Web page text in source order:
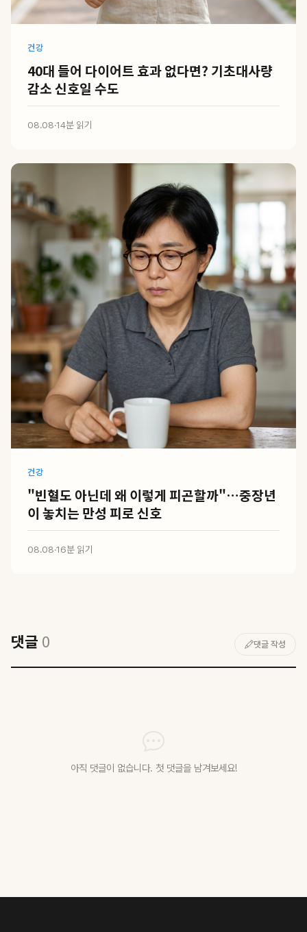
건강
40대 들어 다이어트 효과 없다면? 기초대사량
감소 신호일 수도
08.08·14분 읽기
건강
"빈혈도 아닌데 왜 이렇게 피곤할까"…중장년
이 놓치는 만성 피로 신호
08.08·16분 읽기
댓글 0 댓글 작성
아직 댓글이 없습니다. 첫 댓글을 남겨보세요!